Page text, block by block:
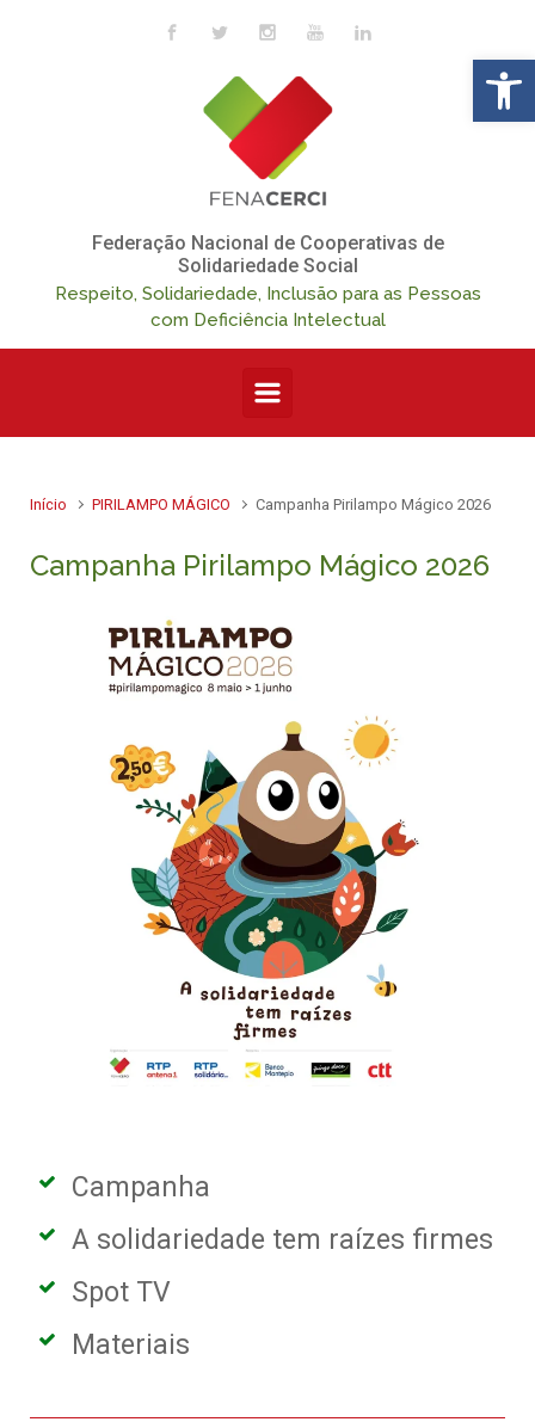
Federação Nacional de Cooperativas de
Solidariedade Social
Respeito, Solidariedade, Inclusão para as Pessoas
com Deficiência Intelectual
Início PIRILAMPO MÁGICO Campanha Pirilampo Mágico 2026
Campanha Pirilampo Mágico 2026
Campanha
A solidariedade tem raízes firmes
Spot TV
Materiais